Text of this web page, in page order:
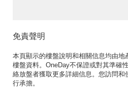
免責聲明
本頁顯示的樓盤說明和相關信息均由地
樓盤資料。OneDay不保證或對其準確
絡放盤者獲取更多詳細信息。您訪問和
行承擔。